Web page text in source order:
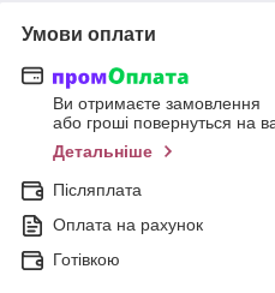
Умови оплати
Ви отримаєте замовлення
або гроші повернуться на
Детальніше
Післяплата
Оплата на рахунок
Готівкою